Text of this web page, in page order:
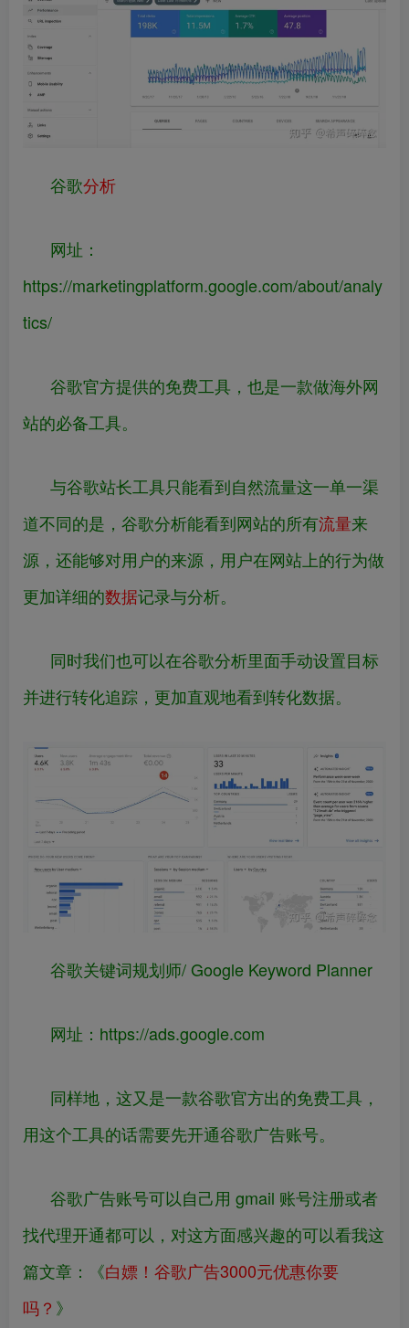
谷歌分析
网址：
https://marketingplatform.google.com/about/analy
tics/
谷歌官方提供的免费工具，也是一款做海外网
站的必备工具。
与谷歌站长工具只能看到自然流量这一单一渠
道不同的是，谷歌分析能看到网站的所有流量来
源，还能够对用户的来源，用户在网站上的行为做
更加详细的数据记录与分析。
同时我们也可以在谷歌分析里面手动设置目标
并进行转化追踪，更加直观地看到转化数据。
谷歌关键词规划师/ Google Keyword Planner
网址： https://ads.google.com
同样地，这又是一款谷歌官方出的免费工具，
用这个工具的话需要先开通谷歌广告账号。
谷歌广告账号可以自己用 gmail 账号注册或者
找代理开通都可以，对这方面感兴趣的可以看我这
篇文章：《白嫖！谷歌广告3000元优惠你要
吗？ 》